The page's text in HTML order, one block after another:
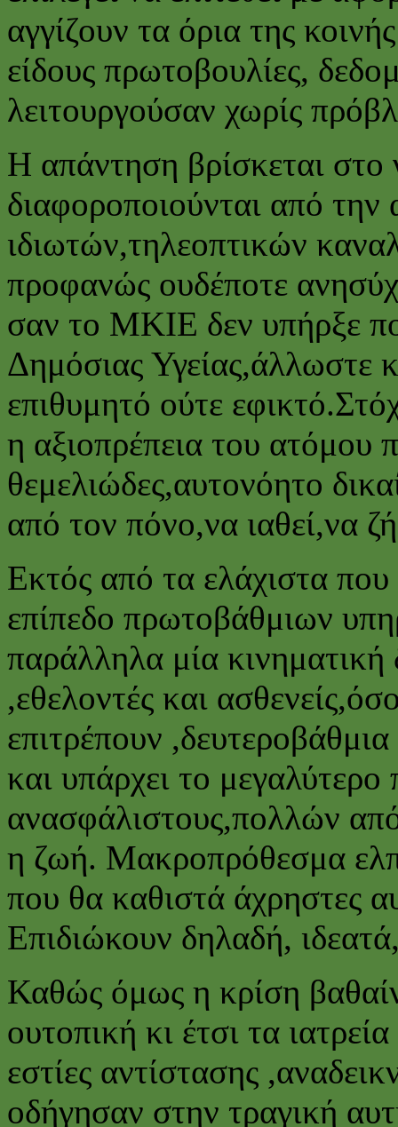
αγγίζουν τα όρια της
είδους πρωτοβουλίες,
λειτουργούσαν χωρίς
Η απάντηση βρίσκεται στο
διαφοροποιούνται από
ιδιωτών,τηλεοπτικών
προφανώς ουδέποτε
σαν το ΜΚΙΕ δεν υπήρξε
Δημόσιας Υγείας,άλλωστε
επιθυμητό ούτε
η αξιοπρέπεια του ατόμου
θεμελιώδες,αυτονόητο
από τον πόνο,να ιαθεί,να
Εκτός από τα ελάχιστα
επίπεδο πρωτοβάθμιων
παράλληλα μία κινηματική
,εθελοντές και
επιτρέπουν
και υπάρχει το
ανασφάλιστους,πολλών από
η ζωή. Μακροπρόθεσμα
που θα καθιστά άχρηστες
Επιδιώκουν δηλαδή,
Καθώς όμως η κρίση
ουτοπική κι έτσι τα
εστίες αντίστασης
οδήγησαν στην τραγική